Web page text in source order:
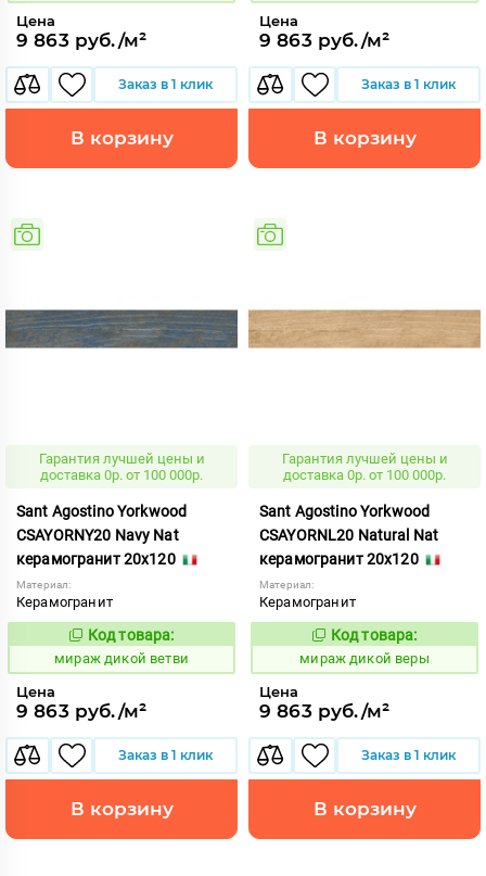
Цена
9 863 руб./м²
Заказ в 1 клик
В корзину
Цена
9 863 руб./м²
Заказ в 1 клик
В корзину
Гарантия лучшей цены и
доставка 0р. от 100 000р.
Sant Agostino Yorkwood
CSAYORNY20 Navy Nat
керамогранит 20x120
Материал:
Керамогранит
987509
Код товара:
мираж дикой ветви
Цена
9 863 руб./м²
Заказ в 1 клик
В корзину
Гарантия лучшей цены и
доставка 0р. от 100 000р.
Sant Agostino Yorkwood
CSAYORNL20 Natural Nat
керамогранит 20x120
Материал:
Керамогранит
987508
Код товара:
мираж дикой веры
Цена
9 863 руб./м²
Заказ в 1 клик
В корзину